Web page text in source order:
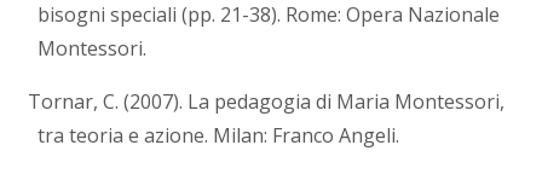
bisogni speciali (pp. 21-38). Rome: Opera Nazionale
Montessori.
Tornar, C. (2007). La pedagogia di Maria Montessori,
tra teoria e azione. Milan: Franco Angeli.